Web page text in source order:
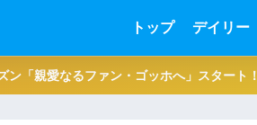
トップ デイリー
ン「親愛なるファン・ゴッホへ」スタート！